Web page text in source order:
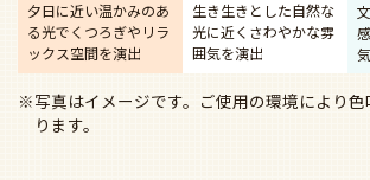
夕日に近い温かみのあ
る光でくつろぎやリラ
ックス空間を演出
生き生きとした自然な
光に近く さわやかな雰
囲気を演出
※写真はイメージです。ご使用の環境により
ります。